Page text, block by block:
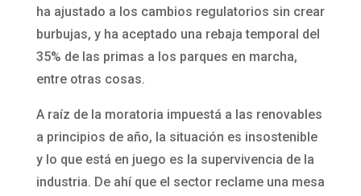
ha ajustado a los cambios regulatorios sin crear
burbujas, y ha aceptado una rebaja temporal del
35% de las primas a los parques en marcha,
entre otras cosas.
A raíz de la moratoria impuestá a las renovables
a principios de año, la situación es insostenible
y lo que está en juego es la supervivencia de la
industria. De ahí que el sector reclame una mesa